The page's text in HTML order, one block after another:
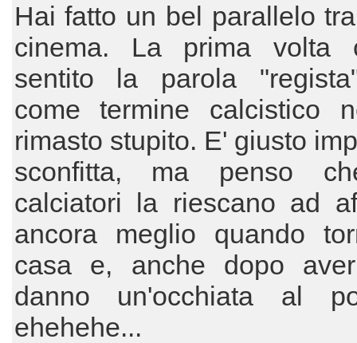
Hai fatto un bel parallelo
cinema. La prima volta
sentito la parola
come termine calcistico
rimasto stupito. E' giusto
sconfitta, ma penso
calciatori la riescano ad
ancora meglio quando
casa e, anche dopo
danno un'occhiata al
ehehehe...